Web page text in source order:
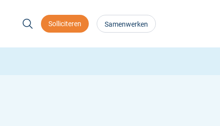
Solliciteren Samenwerken